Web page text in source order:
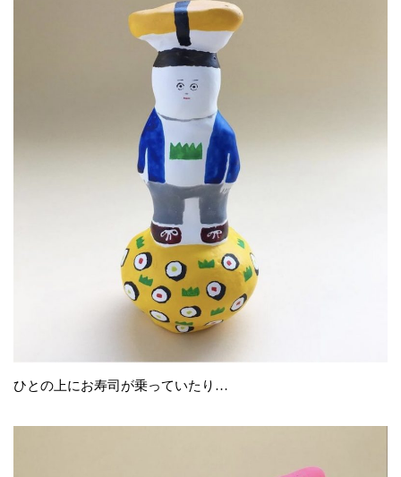
ひとの上にお寿司が乗っていたり…